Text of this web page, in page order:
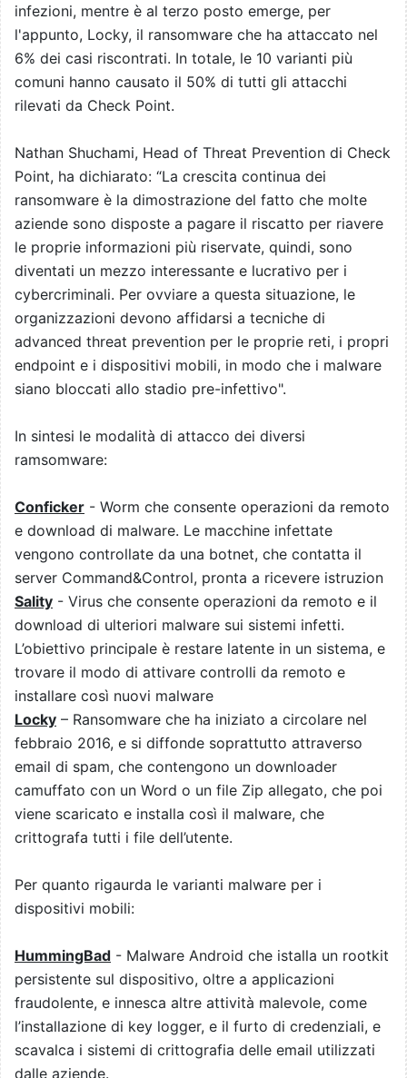
infezioni, mentre è al terzo posto emerge, per
l'appunto, Locky, il ransomware che ha attaccato nel
6% dei casi riscontrati. In totale, le 10 varianti più
comuni hanno causato il 50% di tutti gli attacchi
rilevati da Check Point.
Nathan Shuchami, Head of Threat Prevention di Check
Point, ha dichiarato: “La crescita continua dei
ransomware è la dimostrazione del fatto che molte
aziende sono disposte a pagare il riscatto per riavere
le proprie informazioni più riservate, quindi, sono
diventati un mezzo interessante e lucrativo per i
cybercriminali. Per ovviare a questa situazione, le
organizzazioni devono affidarsi a tecniche di
advanced threat prevention per le proprie reti, i propri
endpoint e i dispositivi mobili, in modo che i malware
siano bloccati allo stadio pre-infettivo".
In sintesi le modalità di attacco dei diversi
ramsomware:
Conficker - Worm che consente operazioni da remoto
e download di malware. Le macchine infettate
vengono controllate da una botnet, che contatta il
server Command&Control, pronta a ricevere istruzion
Sality - Virus che consente operazioni da remoto e il
download di ulteriori malware sui sistemi infetti.
L’obiettivo principale è restare latente in un sistema, e
trovare il modo di attivare controlli da remoto e
installare così nuovi malware
Locky – Ransomware che ha iniziato a circolare nel
febbraio 2016, e si diffonde soprattutto attraverso
email di spam, che contengono un downloader
camuffato con un Word o un file Zip allegato, che poi
viene scaricato e installa così il malware, che
crittografa tutti i file dell’utente.
Per quanto rigaurda le varianti malware per i
dispositivi mobili:
HummingBad - Malware Android che istalla un rootkit
persistente sul dispositivo, oltre a applicazioni
fraudolente, e innesca altre attività malevole, come
l’installazione di key logger, e il furto di credenziali, e
scavalca i sistemi di crittografia delle email utilizzati
dalle aziende.